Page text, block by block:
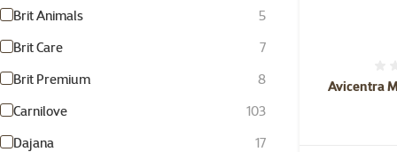
Brit Animals
5
Brit Care
7
Brit Premium
8
Carnilove
103
Dajana
17
Avicentra